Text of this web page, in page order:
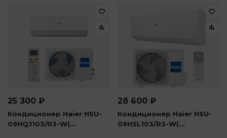
25 300 ₽
Кондиционер Haier HSU-
09HQJ103/R3-W(...
28 600 ₽
Кондиционер Haier HSU-
09HSL103/R3-W(...